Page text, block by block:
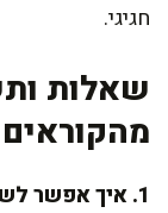
חגיגי.
שאלות
מהקוראים
1. איך אפשר